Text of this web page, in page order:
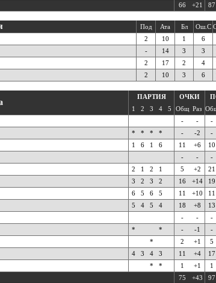
66 +21 87
Под Ата Бл Ош.С
2 10 1 6
- 14 3 3
2 17 2 4
2 10 3 6
ПАРТИЯ ОЧКИ
1
2 3 4 5 Общ Раз
- - -
* * * * - -2 -
1 6 1 6 11 +6 10
- - -
2 1 2 1 5 +2 21
3 2 3 2 16 +14 19
6 5 6 5 11 +10 11
5 4 5 4 18 +8 13
- - -
* * - -1 -
* 2 +1 5
4 3 4 3 11 +4 17
* * 1 +1 1
75 +43 97